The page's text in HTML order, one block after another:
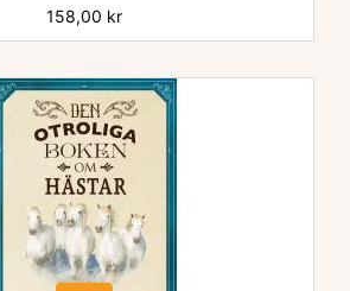
Pris
158,00 kr